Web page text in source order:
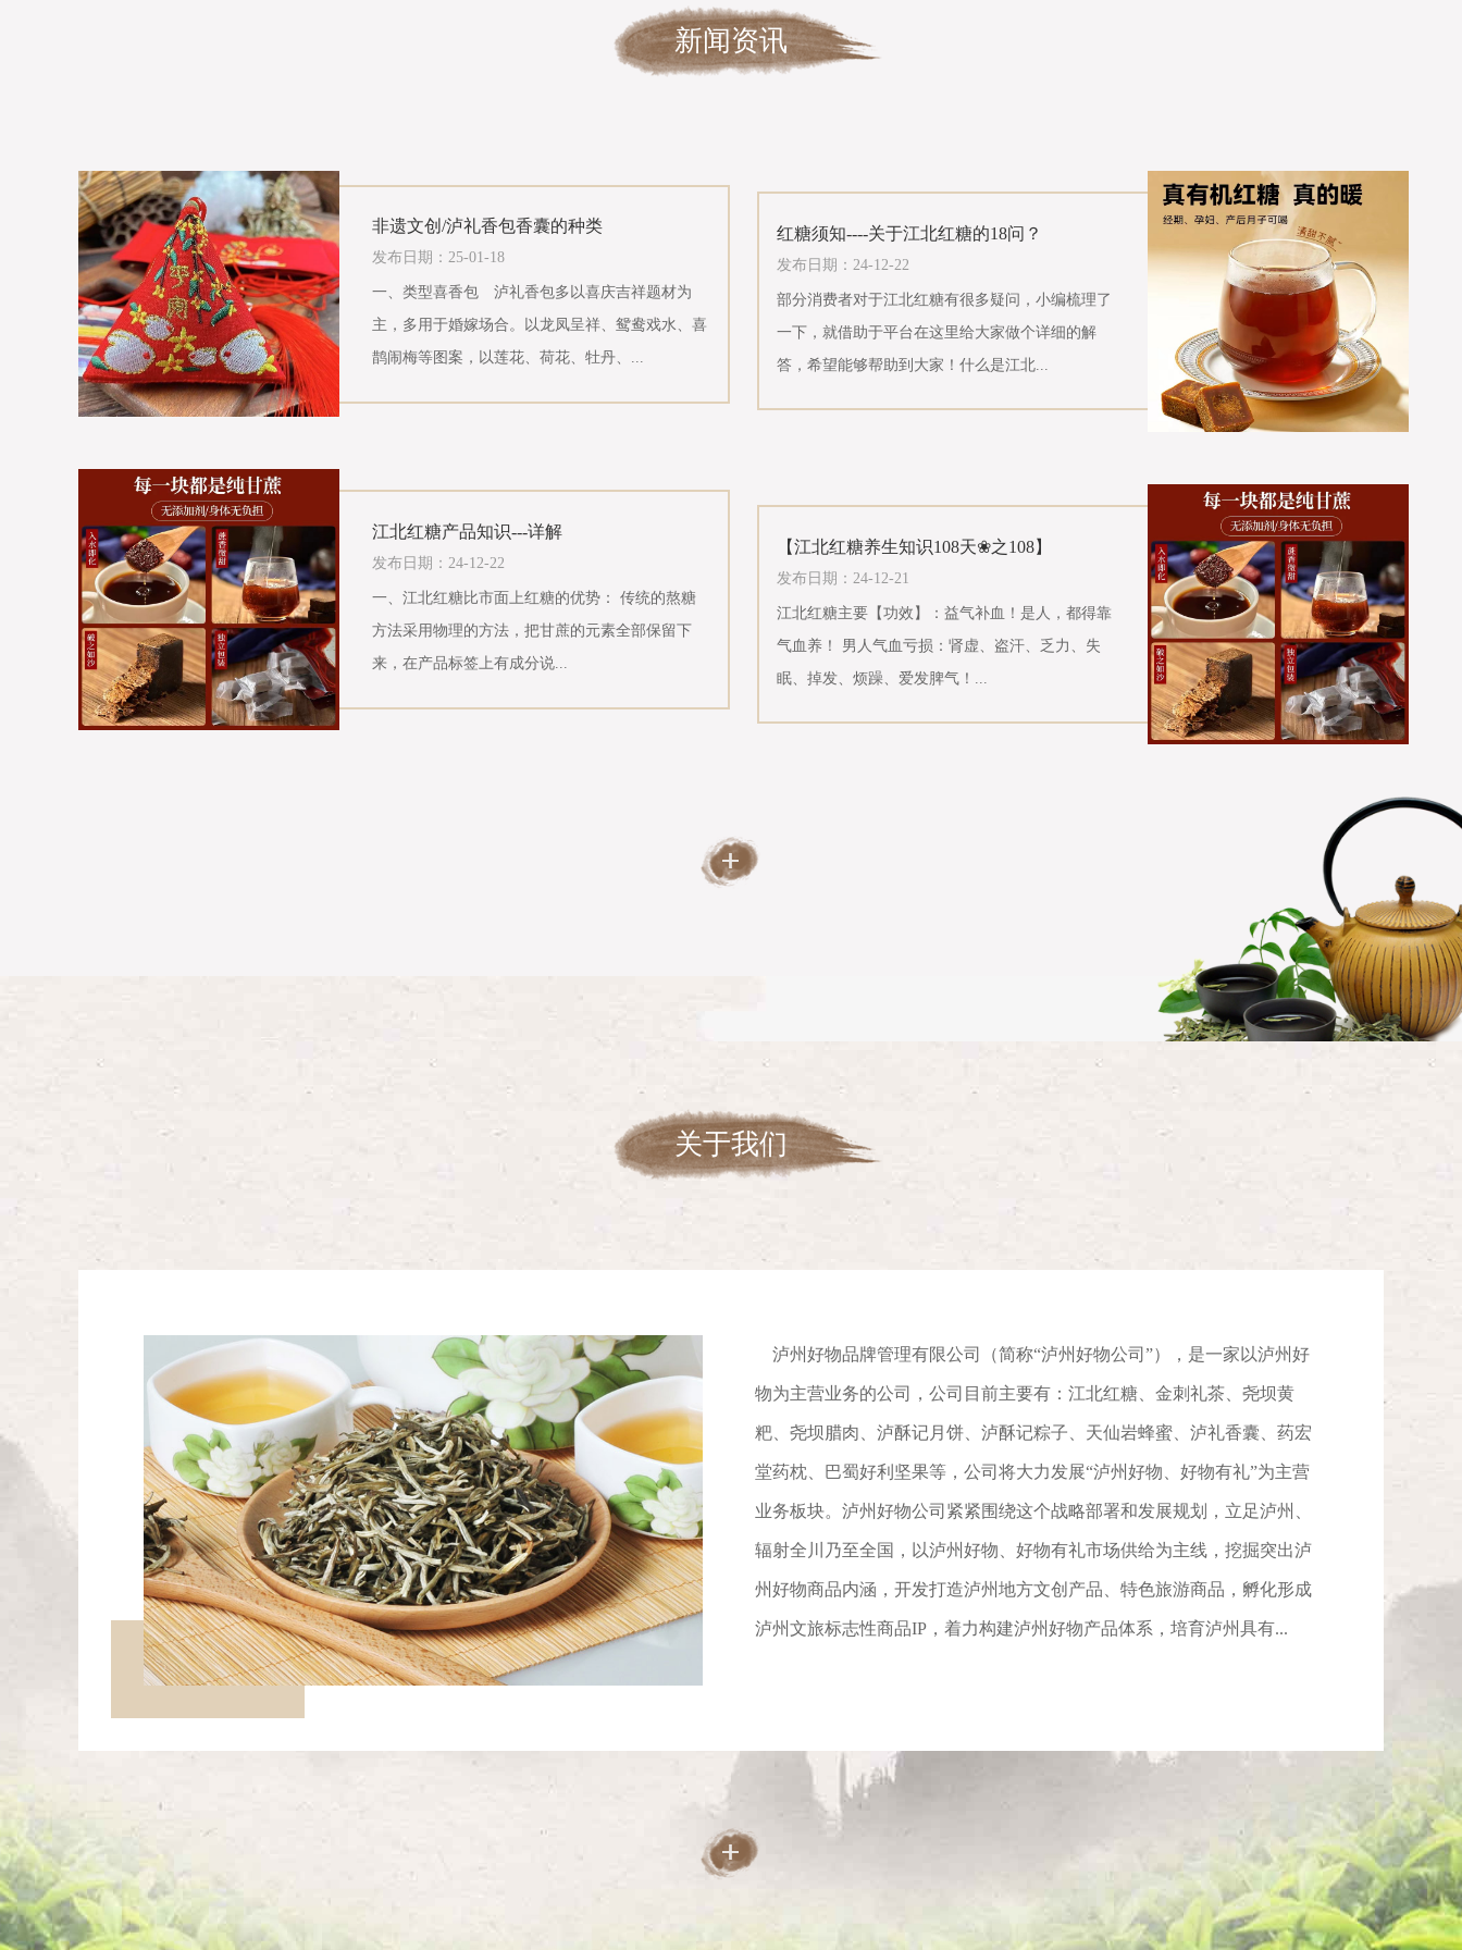
新闻资讯
非遗文创/泸礼香包香囊的种类
发布日期：25-01-18
一、类型喜香包 泸礼香包多以喜庆吉祥题材为
主，多用于婚嫁场合。以龙凤呈祥、鸳鸯戏水、喜
鹊闹梅等图案，以莲花、荷花、牡丹、...
江北红糖产品知识---详解
发布日期：24-12-22
一、江北红糖比市面上红糖的优势： 传统的熬糖
方法采用物理的方法，把甘蔗的元素全部保留下
来，在产品标签上有成分说...
红糖须知----关于江北红糖的18问？
发布日期：24-12-22
部分消费者对于江北红糖有很多疑问，小编梳理了
一下，就借助于平台在这里给大家做个详细的解
答，希望能够帮助到大家！什么是江北...
【江北红糖养生知识108天❀之108】
发布日期：24-12-21
江北红糖主要【功效】：益气补血！是人，都得靠
气血养！ 男人气血亏损：肾虚、盗汗、乏力、失
眠、掉发、烦躁、爱发脾气！...
关于我们
泸州好物品牌管理有限公司（简称“泸州好物公司”），是一家以泸州好
物为主营业务的公司，公司目前主要有：江北红糖、金刺礼茶、尧坝黄
粑、尧坝腊肉、泸酥记月饼、泸酥记粽子、天仙岩蜂蜜、泸礼香囊、药宏
堂药枕、巴蜀好利坚果等，公司将大力发展“泸州好物、好物有礼”为主营
业务板块。泸州好物公司紧紧围绕这个战略部署和发展规划，立足泸州、
辐射全川乃至全国，以泸州好物、好物有礼市场供给为主线，挖掘突出泸
州好物商品内涵，开发打造泸州地方文创产品、特色旅游商品，孵化形成
泸州文旅标志性商品IP，着力构建泸州好物产品体系，培育泸州具有...